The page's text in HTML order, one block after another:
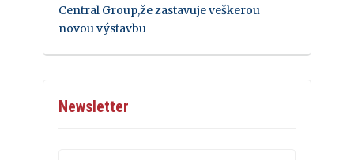
Central Group,že zastavuje veškerou
novou výstavbu
Newsletter